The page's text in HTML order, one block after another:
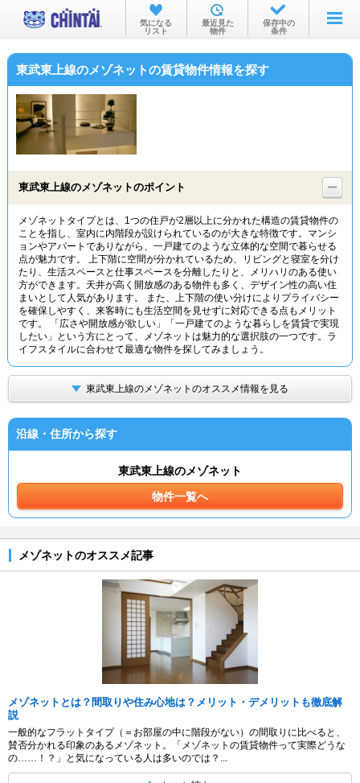
お部屋を探す
沿線・駅から
物件特集から
TOP
気になる
リスト
最近見た
物件
保存中の
条件
東武東上線のメゾネットの賃貸物件情報を探す
東武東上線のメゾネットのポイント
メゾネットタイプとは、1つの住戸が2層以上に分かれた構造の賃貸物件の
ことを指し、室内に内階段が設けられているのが大きな特徴です。マンシ
ョンやアパートでありながら、一戸建てのような立体的な空間で暮らせる
点が魅力です。 上下階に空間が分かれているため、リビングと寝室を分け
たり、生活スペースと仕事スペースを分離したりと、メリハリのある使い
方ができます。天井が高く開放感のある物件も多く、デザイン性の高い住
まいとして人気があります。 また、上下階の使い分けによりプライバシー
を確保しやすく、来客時にも生活空間を見せずに対応できる点もメリット
です。 「広さや開放感が欲しい」「一戸建てのような暮らしを賃貸で実現
したい」という方にとって、メゾネットは魅力的な選択肢の一つです。ラ
イフスタイルに合わせて最適な物件を探してみましょう。
東武東上線のメゾネットのオススメ情報を見る
沿線・住所から探す
東武東上線のメゾネット
物件一覧へ
メゾネットのオススメ記事
メゾネットとは？間取りや住み心地は？メリット・デメリットも徹底解
説
一般的なフラットタイプ（＝お部屋の中に階段がない）の間取りに比べると、
賛否分かれる印象のあるメゾネット。「メゾネットの賃貸物件って実際どうな
の……！？」と気になっている人は多いのでは？...